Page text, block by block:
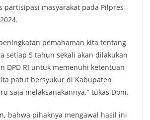
partisipasi masyarakat pada Pilpres
pemahaman kita tentang
setiap 5 tahun sekali akan dilakukan
DPD RI untuk memenuhi ketentuan
patut bersyukur di Kabupaten
saja melaksanakannya,” tukas Doni.
bahwa pihaknya mengawal hasil ini